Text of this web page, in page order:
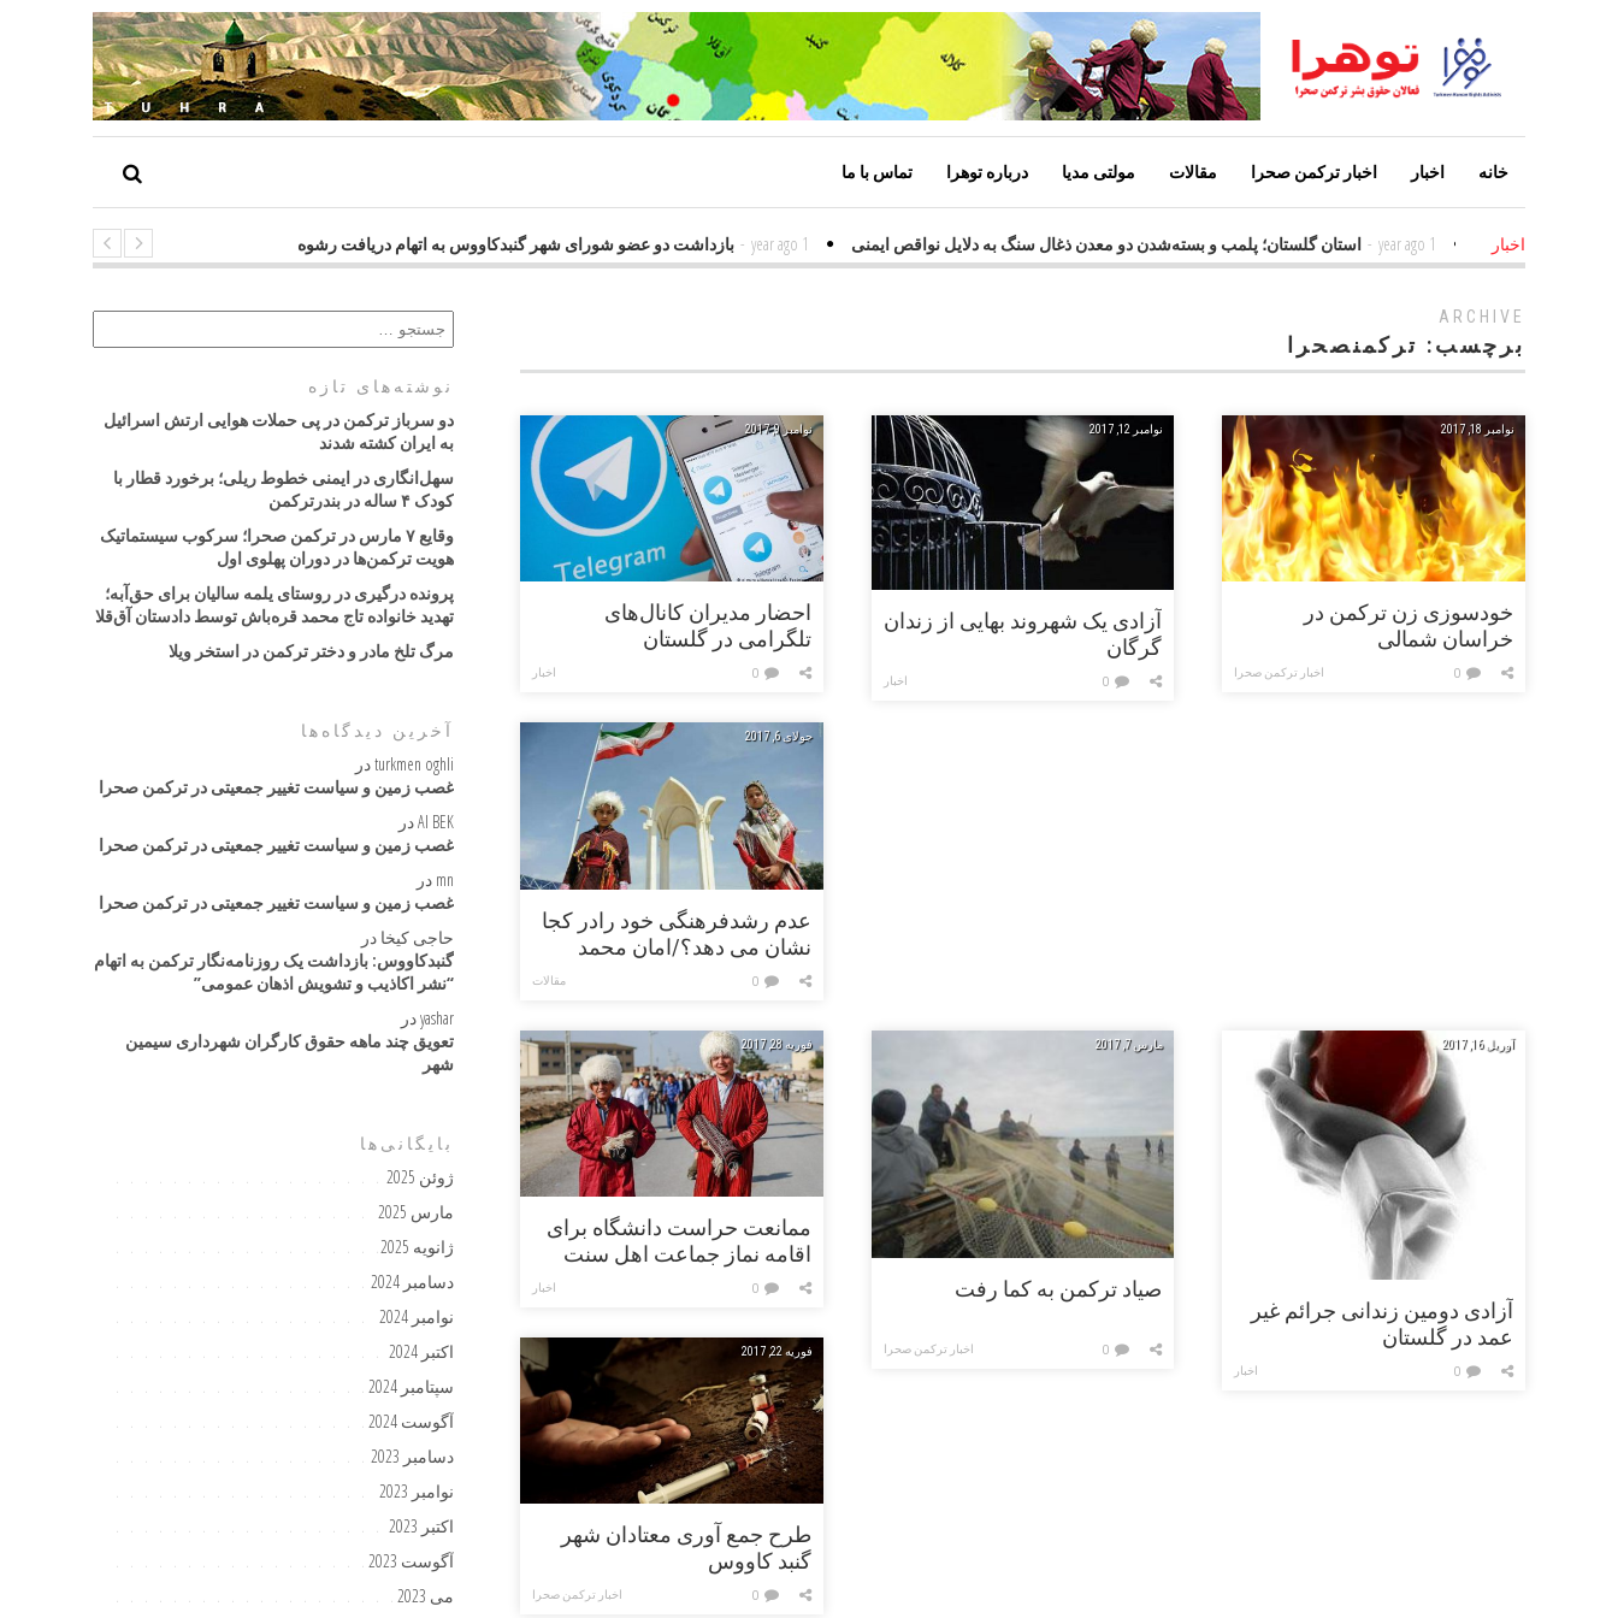
خانه اخبار اخبار ترکمن صحرا مقالات مولتی مدیا درباره توهرا تماس با ما
اخبار
عامل افزایش معلولین 1 year ago
- استان گلستان؛ پلمب و بسته‌شدن دو معدن ذغال سنگ به دلایل نواقص ایمنی 1 year ago
- بازداشت دو عضو شورای شهر گنبدکاووس به اتهام دریافت رشوه
ARCHIVE
برچسب: ترکمنصحرا
نوامبر 18, 2017
خودسوزی زن ترکمن در
خراسان شمالی
اخبار ترکمن صحرا 0
نوامبر 12, 2017
آزادی یک شهروند بهایی از زندان
گرگان
اخبار 0
نوامبر 9, 2017
احضار مدیران کانال‌های
تلگرامی در گلستان
اخبار 0
جولای 6, 2017
عدم رشدفرهنگی خود رادر کجا
نشان می دهد؟/امان محمد
خوجملی
مقالات 0
آوریل 16, 2017
آزادی دومین زندانی جرائم غیر
عمد در گلستان
اخبار 0
مارس 7, 2017
صیاد ترکمن به کما رفت
اخبار ترکمن صحرا 0
فوریه 28, 2017
ممانعت حراست دانشگاه برای
اقامه نماز جماعت اهل سنت
اخبار 0
فوریه 22, 2017
طرح جمع آوری معتادان شهر
گنبد کاووس
اخبار ترکمن صحرا 0
نوشته‌های تازه
دو سرباز ترکمن در پی حملات هوایی ارتش اسرائیل
به ایران کشته شدند
سهل‌انگاری در ایمنی خطوط ریلی؛ برخورد قطار با
کودک ۴ ساله در بندرترکمن
وقایع ۷ مارس در ترکمن صحرا؛ سرکوب سیستماتیک
هویت ترکمن‌ها در دوران پهلوی اول
پرونده درگیری در روستای یلمه سالیان برای حق‌آبه؛
تهدید خانواده تاج محمد قره‌باش توسط دادستان آق‌قلا
مرگ تلخ مادر و دختر ترکمن در استخر ویلا
آخرین دیدگاه‌ها
turkmen oghliدر
غصب زمین و سیاست تغییر جمعیتی در ترکمن صحرا
AI BEKدر
غصب زمین و سیاست تغییر جمعیتی در ترکمن صحرا
mn در
غصب زمین و سیاست تغییر جمعیتی در ترکمن صحرا
حاجی کیخا در
گنبدکاووس: بازداشت یک روزنامه‌نگار ترکمن به اتهام
“نشر اکاذیب و تشویش اذهان عمومی”
yasharدر
تعویق چند ماهه حقوق کارگران شهرداری سیمین
شهر
بایگانی‌ها
ژوئن 2025
مارس 2025
ژانویه 2025
دسامبر 2024
نوامبر 2024
اکتبر 2024
سپتامبر 2024
آگوست 2024
دسامبر 2023
نوامبر 2023
اکتبر 2023
آگوست 2023
می 2023